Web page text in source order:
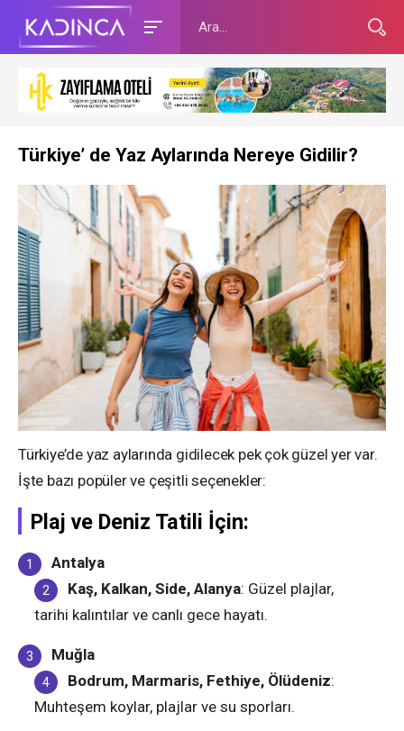
Türkiye’ de Yaz Aylarında Nereye Gidilir?
Türkiye’de yaz aylarında gidilecek pek çok güzel yer var.
İşte bazı popüler ve çeşitli seçenekler:
Plaj ve Deniz Tatili İçin:
Antalya
Kaş, Kalkan, Side, Alanya: Güzel plajlar,
tarihi kalıntılar ve canlı gece hayatı.
Muğla
Bodrum, Marmaris, Fethiye, Ölüdeniz:
Muhteşem koylar, plajlar ve su sporları.